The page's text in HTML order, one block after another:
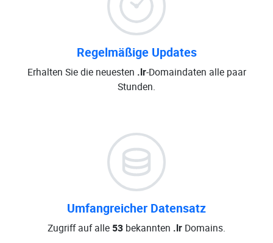
Regelmäßige Updates
Erhalten Sie die neuesten .lr-Domaindaten alle paar
Stunden.
Umfangreicher Datensatz
Zugriff auf alle 53 bekannten .lr Domains.